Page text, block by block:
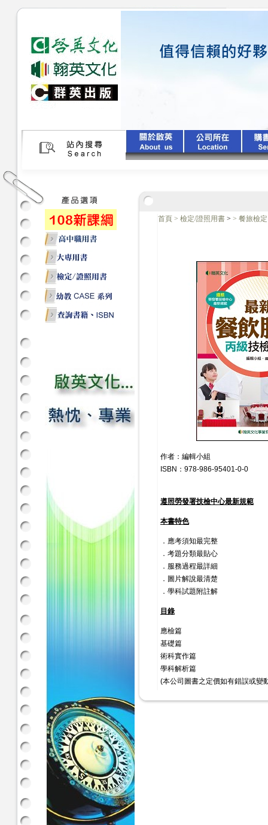
首頁 > 檢定/證照用書 > > 餐旅檢定
作者：編輯小組
ISBN： 978-986-95401-0-0
遵照勞發署技檢中心最新規範
本書特色
．應考須知最完整
．考題分類最貼心
．服務過程最詳細
．圖片解說最清楚
．學科試題附註解
目錄
應檢篇
基礎篇
術科實作篇
學科解析篇
(本公司圖書之定價如有錯誤或變